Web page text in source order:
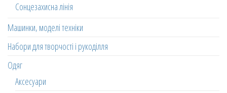
Сонцезахисна лінія
Машинки, моделі техніки
Набори для творчості і рукоділля
Одяг
Аксесуари